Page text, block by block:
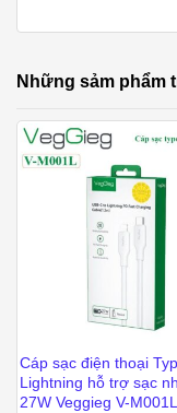
Những sảm phẩm
Cáp sạc điện thoại
Lightning hỗ trợ sạc
27W Veggieg V-M001L